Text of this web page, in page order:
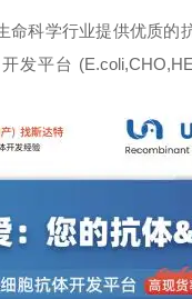
命科学行业提供优质
平台